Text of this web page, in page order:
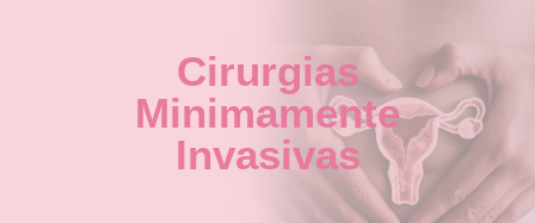
Cirurgias
Minimamente
Invasivas